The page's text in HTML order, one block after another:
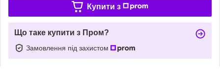
Купити з
Що таке купити з Пром?
Замовлення під захистом